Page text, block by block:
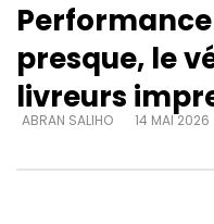
Performance
presque, le
livreurs
ABRAN SALIHO 14 MAI 2026